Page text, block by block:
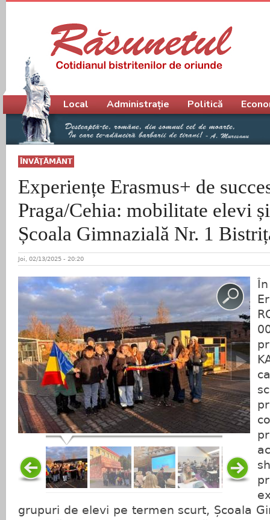
ÎNVĂŢĂMÂNT
Experiențe Erasmus+ de
Praga/Cehia: mobilitate elevi
Școala Gimnazială Nr. 1
Joi, 02/13/2025 - 20:20
grupuri de elevi pe termen scurt, Școala
Meniu principal
Local Administrație Politică